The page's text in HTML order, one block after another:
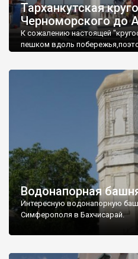
Тарханкутская
Черноморского до
К сожалению настоящей
пешком вдоль
Водонапорная
Интересную водонапорную
Симферополя в Бахчисарай.